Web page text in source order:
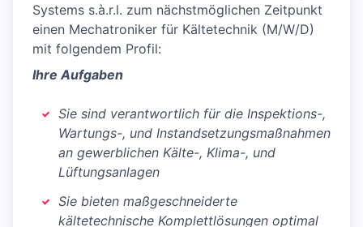
Systems s.à.r.l. zum nächstmöglichen Zeitpunkt
einen Mechatroniker für Kältetechnik (M/W/D)
mit folgendem Profil:
Ihre Aufgaben
Sie sind verantwortlich für die Inspektions-,
Wartungs-, und Instandsetzungsmaßnahmen
an gewerblichen Kälte-, Klima-, und
Lüftungsanlagen
Sie bieten maßgeschneiderte
kältetechnische Komplettlösungen optimal